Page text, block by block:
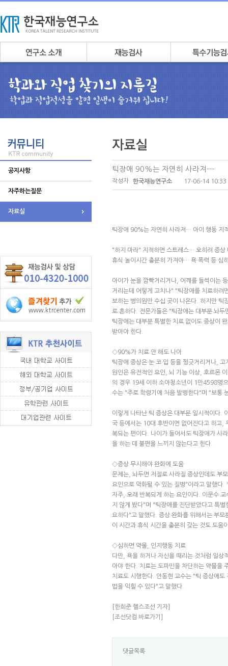
공지사항
자주하는질문
자료실
틱장애 90%는 자연히 사라져---
작성자 한국재능연구소 17-06-14 10:33
틱장애 90%는 자연히 사라져… 아이 행동 지
"하지 마라" 지적하면 스트레스… 오히려 증상
휴식·놀이시간 충분히 가져야… 욕·폭력 등 심
아이가 눈을 깜빡거리거나, 어깨를 들썩이는
거리는데 어떻게 고치나" "틱장애를 치료하려
보하는 병의원만 수십 곳이 나온다. 하지만
로 흔하다. 전문가들은 "틱장애는 대부분 놔
틱장애는 대부분 특별한 치료 없이도 증상이
받아야 한다.
◇90%가 치료 안 해도 나아
틱장애 증상은 눈·코·입 등을 찡긋거리거나,
원인은 유전적인 요인, 뇌 기능 이상, 호르몬
의 경우 19세 이하 소아청소년이 1만4598명
수는 "주로 학령기에 처음 발병한다"며 "보통
이렇게 나타난 틱 증상은 대부분 일시적이다.
국 등에서는 10대 후반이면 없어진다고 하고,
복되는 편이다. 나이가 들어서도 틱장애가 사
을 하는 데 불편을 느끼지 않는다고 한다.
◇증상 무시해야 완화에 도움
문제는, 놔두면 저절로 사라질 증상인데도 부
요인으로 악화될 수 있는 질병"이라고 말했다
자주, 오래 반복되게 하는 요인이다. 이문수
지 않게 봤다"며 "틱장애를 진단받았다고 특
요하다"고 말했다. 증상 완화를 위해서는 부모
이 시간과 휴식 시간을 충분히 갖는 것도 도움
◇심하면 약물, 인지행동 치료
다만, 욕을 하거나 자신을 때리는 것처럼 일상
아야 한다. 치료는 도파민을 차단하는 약물을
치료도 시행한다. 안동현 교수는 "틱 증상에
법을 익힐 수 있다"고 말했다.
[한희준 헬스조선 기자]
[조선닷컴 바로가기]
댓글목록